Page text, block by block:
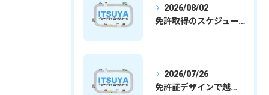
2026/08/02
免許取得のスケジュールを徹底解説学生社会人の通学合宿別プランで最短取得のコツ
2026/07/26
免許証デザインで越谷市愛を表現する埼玉県さいたま市越谷市の免許取得完全ガイド